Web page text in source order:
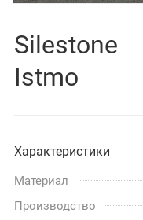
Silestone
Istmo
Характеристики
Материал
Производство